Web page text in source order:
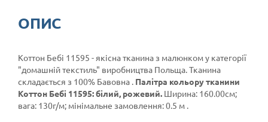
ОПИС
Коттон Бебі 11595 - якісна тканина з малюнком у категорії
"домашній текстиль" виробництва Польща. Тканина
складається з 100% Бавовна . Палітра кольору тканини
Коттон Бебі 11595: білий, рожевий. Ширина: 160.00см;
вага: 130г/м; мінімальне замовлення: 0.5 м .